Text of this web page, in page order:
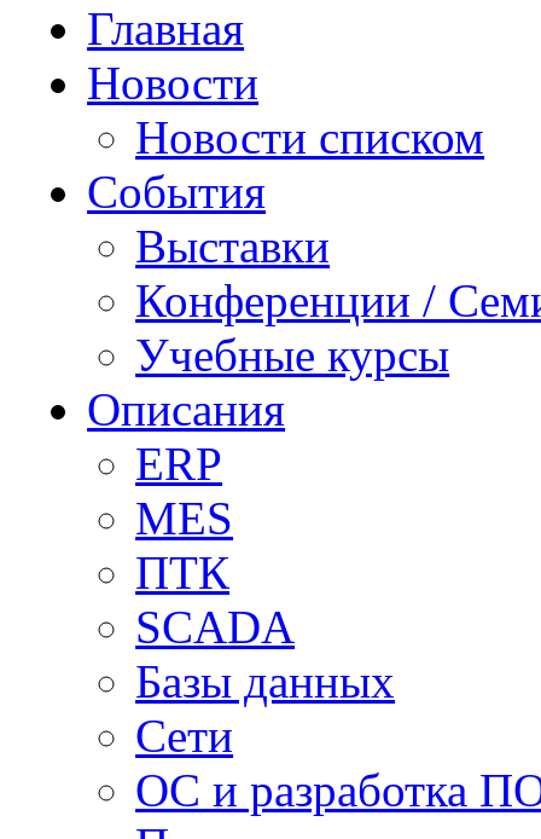
Главная
Новости
Новости списком
События
Выставки
Конференции /
Учебные курсы
Описания
ERP
MES
ПТК
SCADA
Базы данных
Сети
ОС и разработка